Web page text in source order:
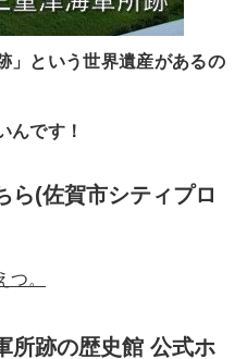
」という世界遺産があるの
んです！
ら(佐賀市シティプロ
。
所跡の歴史館 公式ホ